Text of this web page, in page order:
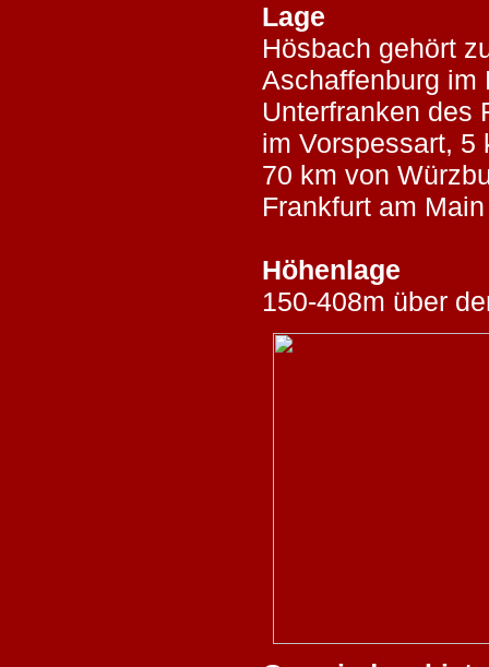
Lage
Hösbach gehört
Aschaffenburg im
Unterfranken des
im Vorspessart, 5
70 km von
Frankfurt am
Höhenlage
150-408m über